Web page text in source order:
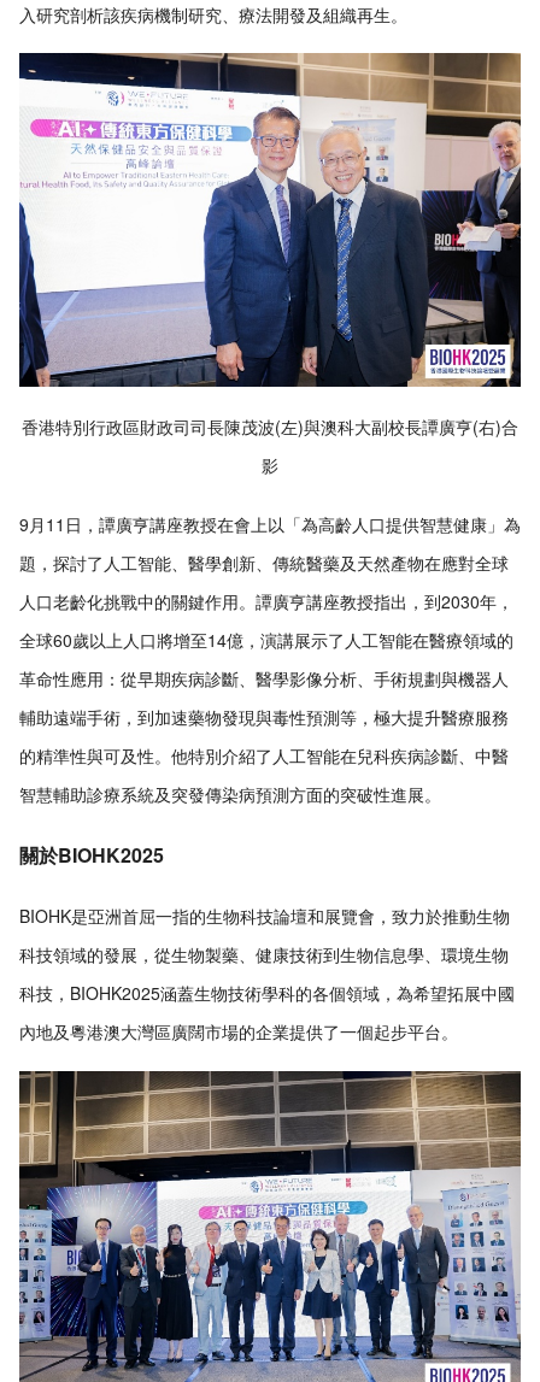
入研究剖析該疾病機制研究、療法開發及組織再生。
香港特別行政區財政司司長陳茂波(左)與澳科大副校長譚廣亨(右)合
影
9月11日，譚廣亨講座教授在會上以「為高齡人口提供智慧健康」為
題，探討了人工智能、醫學創新、傳統醫藥及天然產物在應對全球
人口老齡化挑戰中的關鍵作用。譚廣亨講座教授指出，到2030年，
全球60歲以上人口將增至14億，演講展示了人工智能在醫療領域的
革命性應用：從早期疾病診斷、醫學影像分析、手術規劃與機器人
輔助遠端手術，到加速藥物發現與毒性預測等，極大提升醫療服務
的精準性與可及性。他特別介紹了人工智能在兒科疾病診斷、中醫
智慧輔助診療系統及突發傳染病預測方面的突破性進展。
關於BIOHK2025
BIOHK是亞洲首屈一指的生物科技論壇和展覽會，致力於推動生物
科技領域的發展，從生物製藥、健康技術到生物信息學、環境生物
科技，BIOHK2025涵蓋生物技術學科的各個領域，為希望拓展中國
內地及粵港澳大灣區廣闊市場的企業提供了一個起步平台。